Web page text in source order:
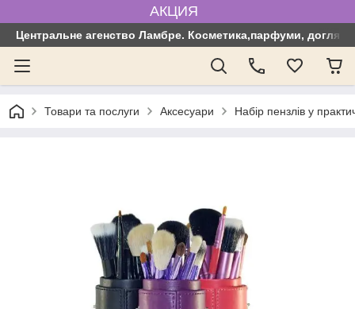
АКЦИЯ
Центральне агенство Ламбре. Косметика,парфуми, догляд
Товари та послуги Аксесуари Набір пензлів у